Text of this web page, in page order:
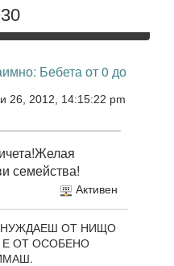
Бебета от 0 до
26, 2012, 14:15:22 pm
семейства!
Активен
ОТ НИЩО
ОТ ОСОБЕНО